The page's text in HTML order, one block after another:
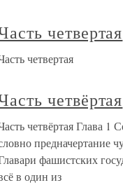
четвертая
четвертая
четвёртая
четвёртая Глава 1
предначертание
фашистских
в один из